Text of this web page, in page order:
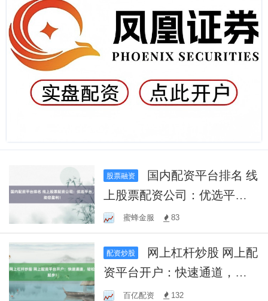
股票融资
上股票配资公司：优选平
台，助您盈利！
蜜蜂金服 83
配资炒股
资平台开户：快速通道，轻
松起步！
百亿配资 132